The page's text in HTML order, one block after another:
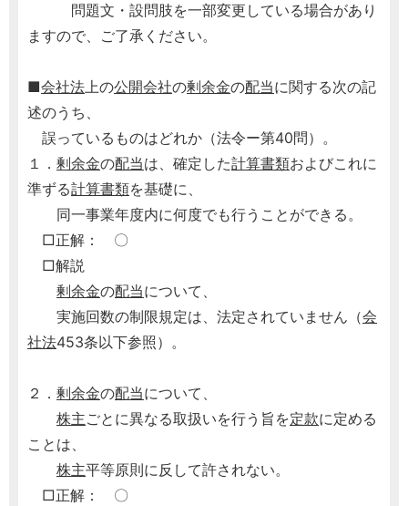
問題文・設問肢を一部変更している場合があり
ますので、ご了承ください。
■会社法上の公開会社の剰余金の配当に関する次の記
述のうち、
誤っているものはどれか（法令ー第40問）。
１． 剰余金の配当は、確定した計算書類およびこれに
準ずる計算書類を基礎に、
同一事業年度内に何度でも行うことができる。
□正解： 〇
□解説
剰余金の配当について、
実施回数の制限規定は、法定されていません（会
社法453条以下参照）。
２． 剰余金の配当について、
株主ごとに異なる取扱いを行う旨を定款に定める
ことは、
株主平等原則に反して許されない。
□正解： 〇